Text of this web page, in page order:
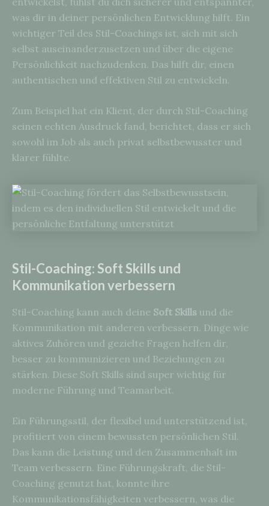
was dir in deiner persönlichen Entwicklung hilft. Ein
wichtiger Teil des Stil-Coachings ist, sich mit sich
selbst auseinanderzusetzen und über die eigene
Persönlichkeit nachzudenken. Das hilft dir, einen
authentischen und effektiven Stil zu entwickeln.
Zum Beispiel hat ein Klient, der durch Stil-Coaching
seinen echten Ausdruck fand, berichtet, dass er sich
sowohl im Job als auch privat selbstbewusster und
klarer fühlte.
Stil-Coaching: Soft Skills und
Kommunikation verbessern
Stil-Coaching kann auch deine Soft Skills und die
Kommunikation mit anderen verbessern. Dinge wie
aktives Zuhören und gezielte Fragen helfen dir,
besser zu kommunizieren und Beziehungen zu
stärken. Diese Soft Skills sind super wichtig für
moderne Führung und Teamarbeit.
Ein Führungsstil, der flexibel und unterstützend ist,
profitiert von einem bewussten persönlichen Stil.
Das kann die Leistung und den Zusammenhalt im
Team verbessern. Eine Führungskraft, die Stil-
Coaching genutzt hat, konnte ihre
Kommunikationsfähigkeiten verbessern, was die